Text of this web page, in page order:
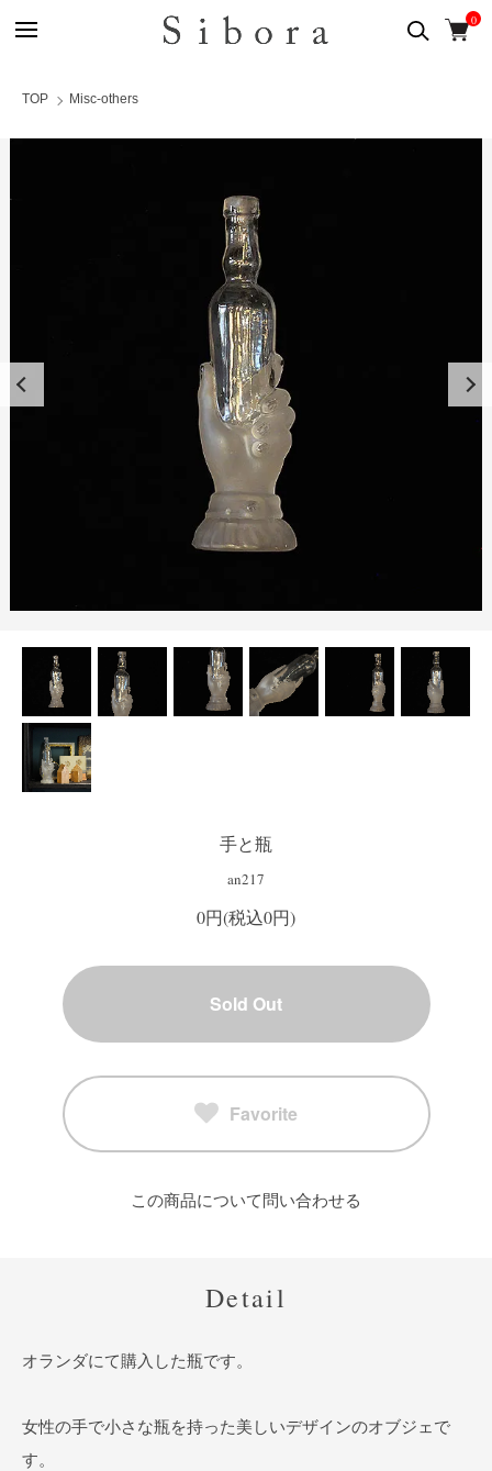
0
TOP Misc-others
手と瓶
an217
0円(税込0円)
Sold Out
Favorite
この商品について問い合わせる
Detail
オランダにて購入した瓶です。
女性の手で小さな瓶を持った美しいデザインのオブジェで
す。